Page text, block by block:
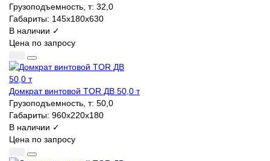
Грузоподъемность, т: 32,0
Габариты: 145х180х630
В наличии ✓
Цена по запросу
Домкрат винтовой TOR ДВ 50,0 т
Грузоподъемность, т: 50,0
Габариты: 960х220х180
В наличии ✓
Цена по запросу